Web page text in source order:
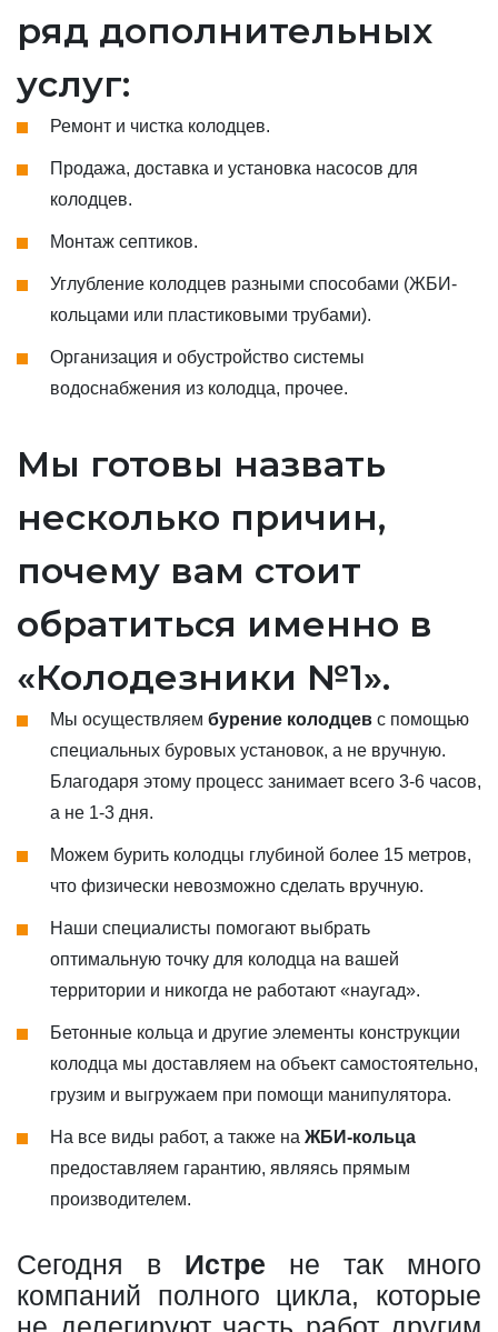
ряд дополнительных
услуг:
Ремонт и чистка колодцев.
Продажа, доставка и установка насосов для
колодцев.
Монтаж септиков.
Углубление колодцев разными способами (ЖБИ-
кольцами или пластиковыми трубами).
Организация и обустройство системы
водоснабжения из колодца, прочее.
Мы готовы назвать
несколько причин,
почему вам стоит
обратиться именно в
«Колодезники №1».
Мы осуществляем бурение колодцев с помощью
специальных буровых установок, а не вручную.
Благодаря этому процесс занимает всего 3-6 часов,
а не 1-3 дня.
Можем бурить колодцы глубиной более 15 метров,
что физически невозможно сделать вручную.
Наши специалисты помогают выбрать
оптимальную точку для колодца на вашей
территории и никогда не работают «наугад».
Бетонные кольца и другие элементы конструкции
колодца мы доставляем на объект самостоятельно,
грузим и выгружаем при помощи манипулятора.
На все виды работ, а также на ЖБИ-кольца
предоставляем гарантию, являясь прямым
производителем.
Сегодня в Истре не так много
компаний полного цикла, которые